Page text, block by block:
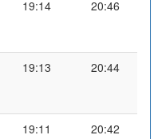
19:14 20:46
19:13 20:44
19:11 20:42